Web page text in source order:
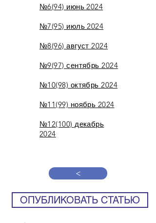
№6(94) июнь 2024
№7(95) июль 2024
№8(96) август 2024
№9(97) сентябрь 2024
№10(98) октябрь 2024
№11(99) ноябрь 2024
№12(100) декабрь
2024​
>
ОПУБЛИКОВАТЬ СТАТЬЮ